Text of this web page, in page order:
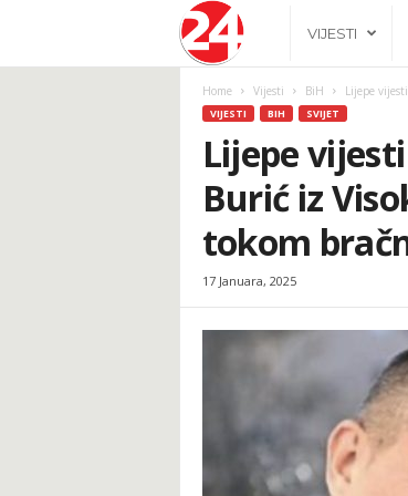
.
b
a
VIJESTI
Home Vijesti BiH Lijepe
VIJESTI BIH SVIJET
Lijepe
Burić iz
tokom
17 Januara, 2025